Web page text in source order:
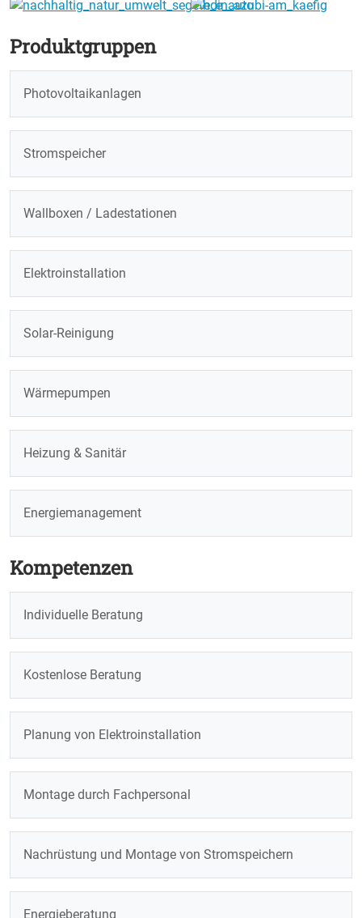
Produktgruppen
Photovoltaikanlagen
Stromspeicher
Wallboxen / Ladestationen
Elektroinstallation
Solar-Reinigung
Wärmepumpen
Heizung & Sanitär
Energiemanagement
Kompetenzen
Individuelle Beratung
Kostenlose Beratung
Planung von Elektroinstallation
Montage durch Fachpersonal
Nachrüstung und Montage von Stromspeichern
Energieberatung